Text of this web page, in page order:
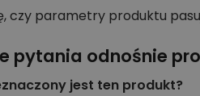
czy parametry produktu
pytania odnośnie
jest ten produkt?